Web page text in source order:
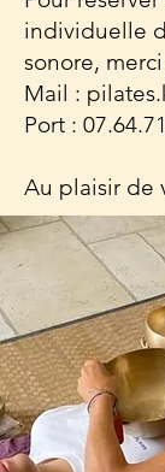
individuelle
sonore,
Mail :
Port :
Au plaisir de